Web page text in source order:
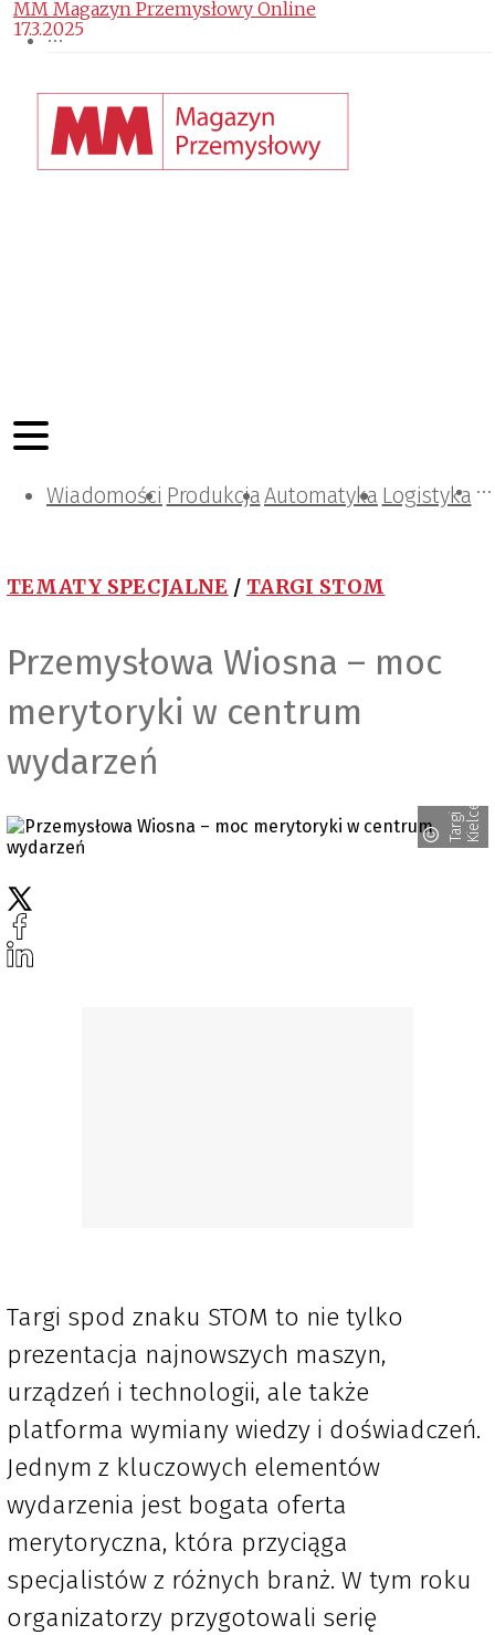
Wiadomości ProdukcjaAutomatyka Logistyka
Projektowanie i konstrukcje
Zarządzanie i IT
Tematy specjalne
TEMATY SPECJALNE / TARGI STOM
Przemysłowa Wiosna – moc
merytoryki w centrum
wydarzeń
T
a
r
g
i
K
i
e
l
ce
MM Magazyn Przemysłowy Online
17.3.2025
Targi spod znaku STOM to nie tylko
prezentacja najnowszych maszyn,
urządzeń i technologii, ale także
platforma wymiany wiedzy i doświadczeń.
Jednym z kluczowych elementów
wydarzenia jest bogata oferta
merytoryczna, która przyciąga
specjalistów z różnych branż. W tym roku
organizatorzy przygotowali serię